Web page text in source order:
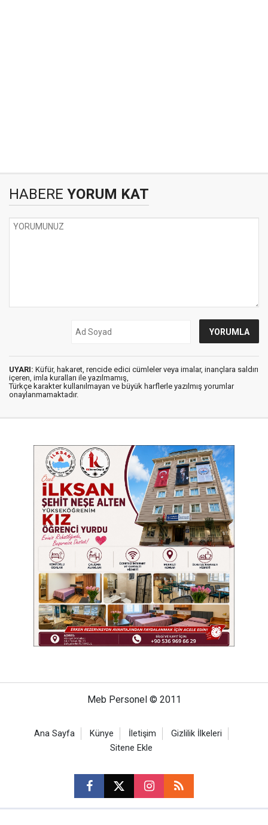
HABERE YORUM KAT
UYARI: Küfür, hakaret, rencide edici cümleler veya imalar, inançlara saldırı
içeren, imla kuralları ile yazılmamış,
Türkçe karakter kullanılmayan ve büyük harflerle yazılmış yorumlar
onaylanmamaktadır.
Meb Personel © 2011
Ana Sayfa Künye İletişim
Gizlilik İlkeleri
Sitene Ekle